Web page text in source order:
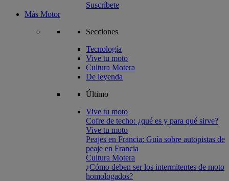
Suscríbete
Más Motor
Secciones
Tecnología
Vive tu moto
Cultura Motera
De leyenda
Último
Vive tu moto
Cofre de techo: ¿qué es y para qué sirve?
Vive tu moto
Peajes en Francia: Guía sobre autopistas de
peaje en Francia
Cultura Motera
¿Cómo deben ser los intermitentes de moto
homologados?